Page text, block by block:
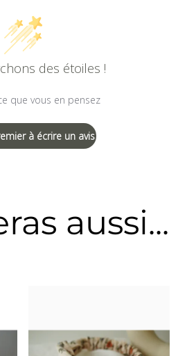
des étoiles !
que vous en pensez
à écrire un avis
aussi...